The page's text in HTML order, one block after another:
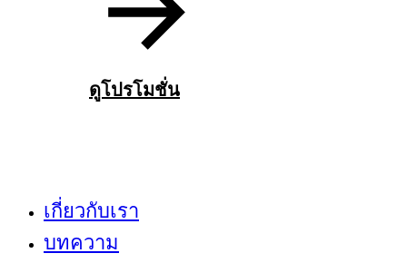
ดูโปรโมชั่น
เกี่ยวกับเรา
บทความ